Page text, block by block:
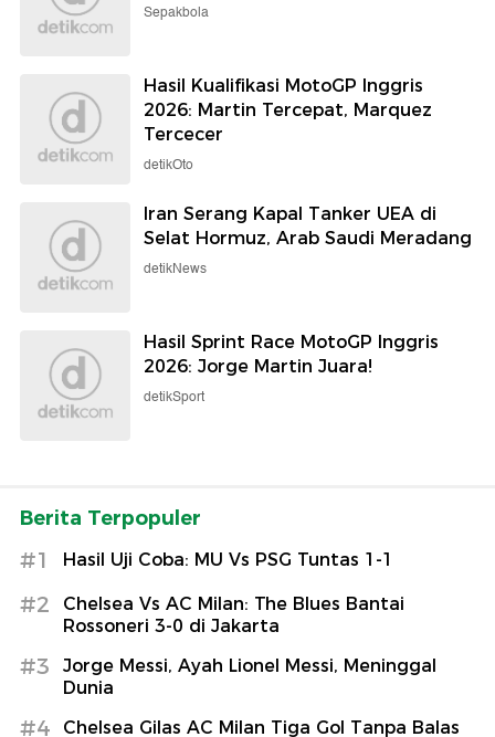
Sepakbola
Hasil Kualifikasi MotoGP Inggris
2026: Martin Tercepat, Marquez
Tercecer
detikOto
Iran Serang Kapal Tanker UEA di
Selat Hormuz, Arab Saudi Meradang
detikNews
Hasil Sprint Race MotoGP Inggris
2026: Jorge Martin Juara!
detikSport
Berita Terpopuler
#1 Hasil Uji Coba: MU Vs PSG Tuntas 1-1
#2
Chelsea Vs AC Milan: The Blues Bantai
Rossoneri 3-0 di Jakarta
#3
Jorge Messi, Ayah Lionel Messi, Meninggal
Dunia
#4 Chelsea Gilas AC Milan Tiga Gol Tanpa Balas